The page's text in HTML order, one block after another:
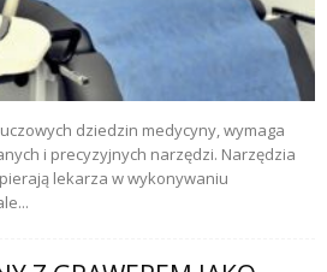
dziedzin medycyny, wymaga
i precyzyjnych narzędzi. Narzędzia
lekarza w wykonywaniu